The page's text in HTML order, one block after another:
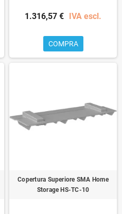
1.316,57 € IVA escl.
COMPRA
Copertura Superiore SMA Home
Storage HS-TC-10